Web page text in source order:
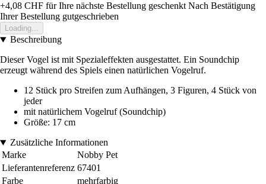
+4,08 CHF für Ihre nächste Bestellung geschenkt Nach Bestätigung
Ihrer Bestellung gutgeschrieben
Loading...
Beschreibung
Dieser Vogel ist mit Spezialeffekten ausgestattet. Ein Soundchip
erzeugt während des Spiels einen natürlichen Vogelruf.
12 Stück pro Streifen zum Aufhängen, 3 Figuren, 4 Stück von
jeder
mit natürlichem Vogelruf (Soundchip)
Größe: 17 cm
Zusätzliche Informationen
Marke
Nobby Pet
Lieferantenreferenz 67401
Farbe
mehrfarbig